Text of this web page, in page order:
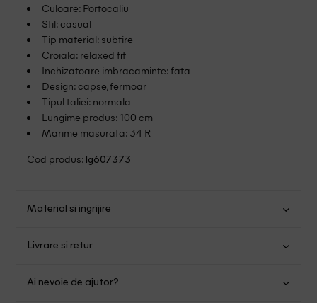
Culoare: Portocaliu
Stil: casual
Tip material: subtire
Croiala: relaxed fit
Inchizatoare imbracaminte: fata
Design: capse, fermoar
Tipul taliei: normala
Lungime produs: 100 cm
Marime masurata: 34 R
Cod produs: lg607373
Material si ingrijire
Nu folositi inalbitor
Nu uscati in uscator
Livrare si retur
mare de 149.00 lei.
Ai nevoie de ajutor?